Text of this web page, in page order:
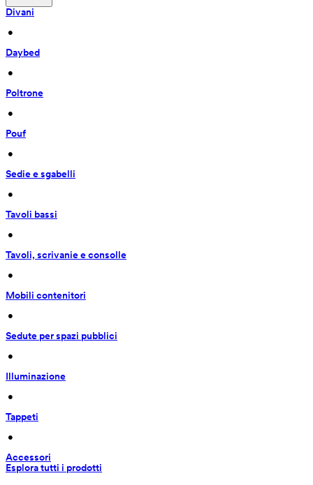
Divani
•
Daybed
•
Poltrone
•
Pouf
•
Sedie e sgabelli
•
Tavoli bassi
•
Tavoli, scrivanie e consolle
•
Mobili contenitori
•
Sedute per spazi pubblici
•
Illuminazione
•
Tappeti
•
Accessori
Esplora tutti i prodotti